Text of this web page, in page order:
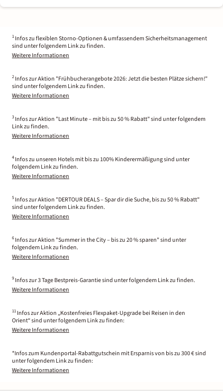
1 Infos zu flexiblen Storno-Optionen & umfassendem Sicherheitsmanagement
sind unter folgendem Link zu finden.
Weitere Informationen
2 Infos zur Aktion "Frühbucherangebote 2026: Jetzt die besten Plätze sichern!"
sind unter folgendem Link zu finden.
Weitere Informationen
3 Infos zur Aktion "Last Minute – mit bis zu 50 % Rabatt" sind unter folgendem
Link zu finden.
Weitere Informationen
4 Infos zu unseren Hotels mit bis zu 100% Kinderermäßigung sind unter
folgendem Link zu finden.
Weitere Informationen
5 Infos zur Aktion "DERTOUR DEALS – Spar dir die Suche, bis zu 50 % Rabatt"
sind unter folgendem Link zu finden.
Weitere Informationen
6 Infos zur Aktion "Summer in the City – bis zu 20 % sparen" sind unter
folgendem Link zu finden.
Weitere Informationen
9 Infos zur 3 Tage Bestpreis-Garantie sind unter folgendem Link zu finden.
Weitere Informationen
11 Infos zur Aktion „Kostenfreies Flexpaket-Upgrade bei Reisen in den
Orient“ sind unter folgendem Link zu finden:
Weitere Informationen
*Infos zum Kundenportal-Rabattgutschein mit Ersparnis von bis zu 300 € sind
unter folgendem Link zu finden:
Weitere Informationen